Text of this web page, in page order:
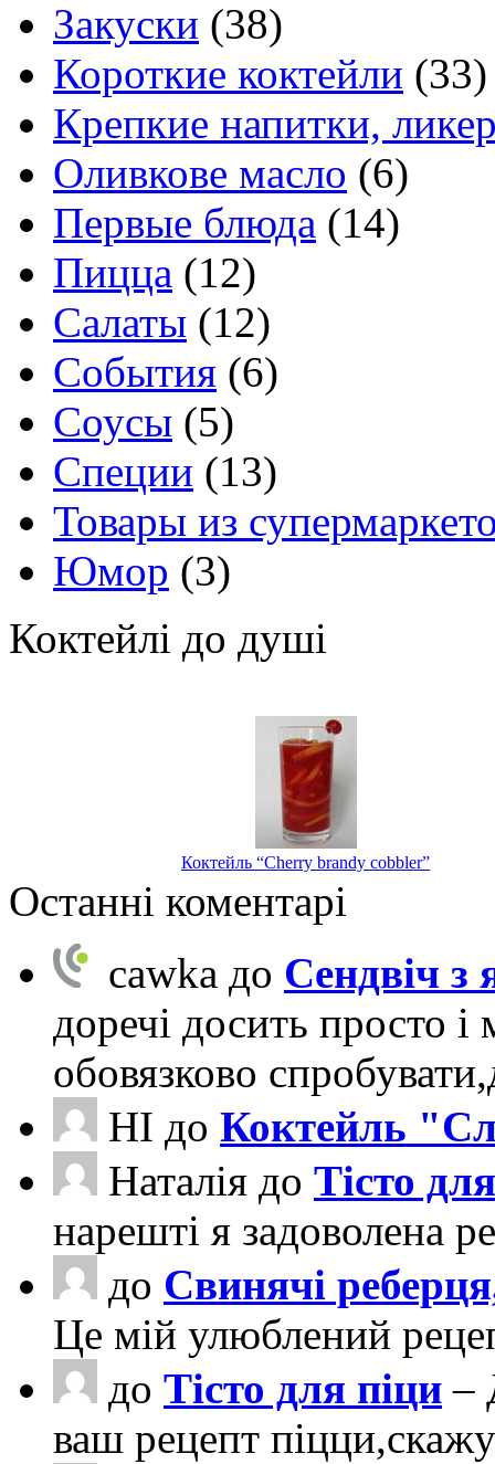
Закуски (38)
Короткие коктейли (33)
Крепкие напитки,
Оливкове масло (6)
Первые блюда (14)
Пицца (12)
Салаты (12)
События (6)
Соусы (5)
Специи (13)
Товары из
Юмор (3)
Коктейлі до душі
Коктейль “Cherry brandy cobbler”
Останні коментарі
cawka до Сендвіч з
доречі досить просто
обовязково
НІ до Коктейль
Наталія до Тісто
нарешті я задоволена
до Свинячі
Це мій улюблений
до Тісто для піци –
ваш рецепт